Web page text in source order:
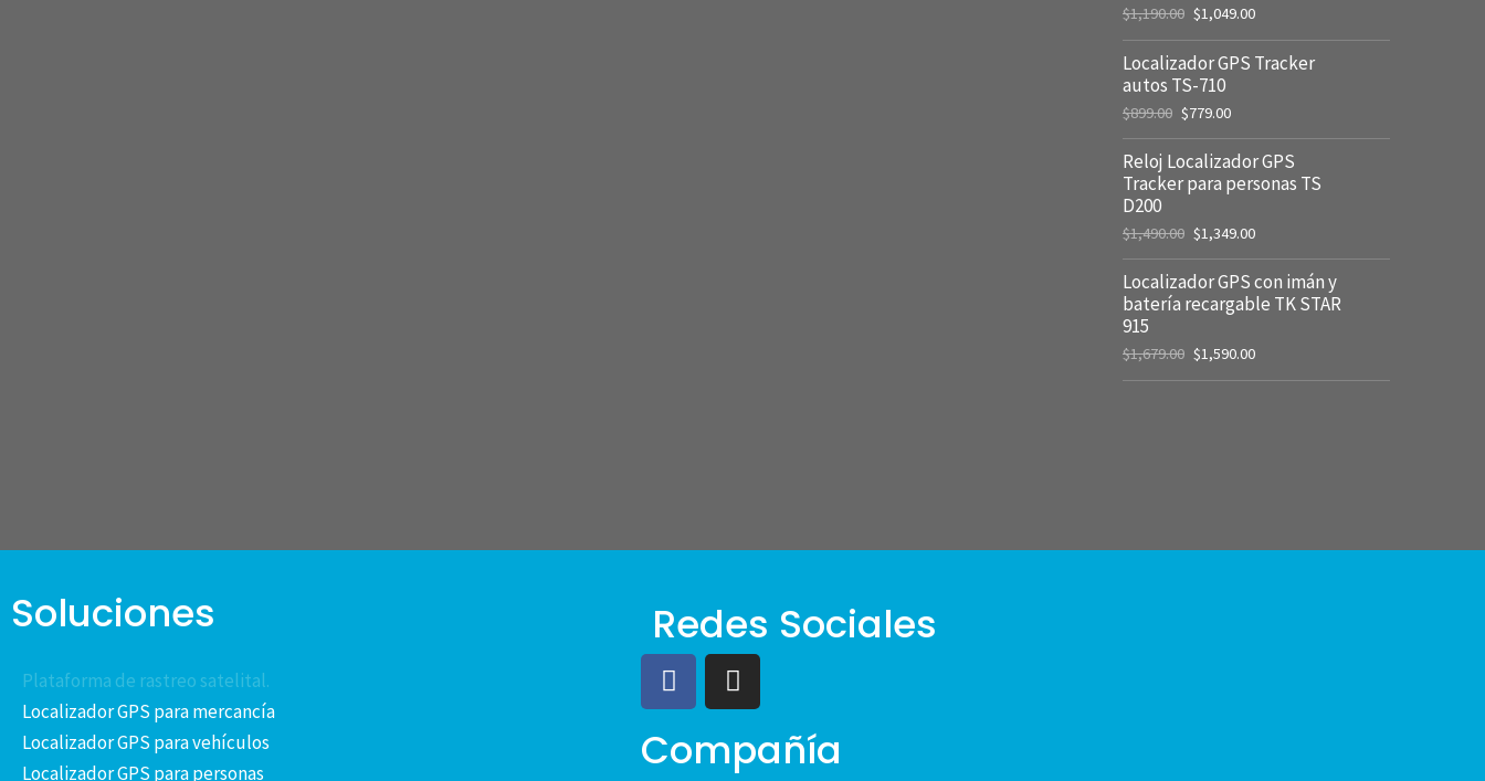
$1,190.00 $1,049.00
Localizador GPS Tracker
autos TS-710
$899.00 $779.00
Reloj Localizador GPS
Tracker para personas TS
D200
$1,490.00 $1,349.00
Localizador GPS con imán y
batería recargable TK STAR
915
$1,679.00 $1,590.00
Soluciones
Plataforma de rastreo satelital.
Localizador GPS para mercancía
Localizador GPS para vehículos
Localizador GPS para personas
Redes Sociales
Compañía